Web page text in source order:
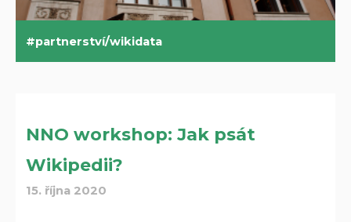
partnerství/wikidata
NNO workshop: Jak psát
Wikipedii?
15. října 2020